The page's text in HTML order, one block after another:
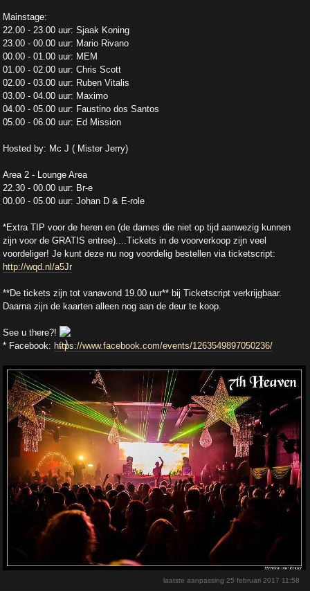
Mainstage:
22.00 - 23.00 uur: Sjaak Koning
23.00 - 00.00 uur: Mario Rivano
00.00 - 01.00 uur: MEM
01.00 - 02.00 uur: Chris Scott
02.00 - 03.00 uur: Ruben Vitalis
03.00 - 04.00 uur: Maximo
04.00 - 05.00 uur: Faustino dos Santos
05.00 - 06.00 uur: Ed Mission
Hosted by: Mc J ( Mister Jerry)
Area 2 - Lounge Area
22.30 - 00.00 uur: Br-e
00.00 - 05.00 uur: Johan D & E-role
*Extra TIP voor de heren en (de dames die niet op tijd aanwezig kunnen
zijn voor de GRATIS entree)....Tickets in de voorverkoop zijn veel
voordeliger! Je kunt deze nu nog voordelig bestellen via ticketscript:
http://wqd.nl/a5Jr
**De tickets zijn tot vanavond 19.00 uur** bij Ticketscript verkrijgbaar.
Daarna zijn de kaarten alleen nog aan de deur te koop.
See u there?!
* Facebook: https://www.facebook.com/events/1263549897050236/
laatste aanpassing25 februari 2017 11:58